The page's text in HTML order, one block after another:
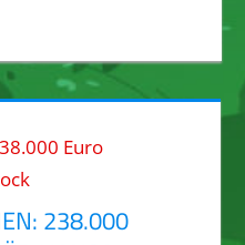
238.000